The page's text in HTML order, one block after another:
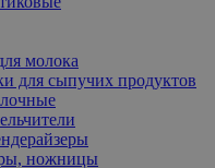
молока
для сыпучих продуктов
ножницы